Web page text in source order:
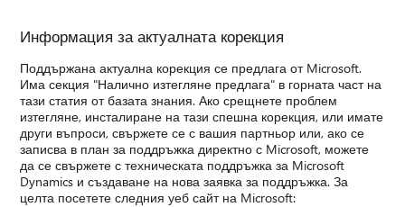
Информация за актуалната корекция
Поддържана актуална корекция се предлага от Microsoft.
Има секция "Налично изтегляне предлага" в горната част на
тази статия от базата знания. Ако срещнете проблем
изтегляне, инсталиране на тази спешна корекция, или имате
други въпроси, свържете се с вашия партньор или, ако се
записва в план за поддръжка директно с Microsoft, можете
да се свържете с техническата поддръжка за Microsoft
Dynamics и създаване на нова заявка за поддръжка. За
целта посетете следния уеб сайт на Microsoft: